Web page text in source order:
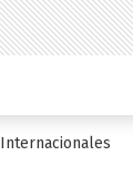
Internacionales